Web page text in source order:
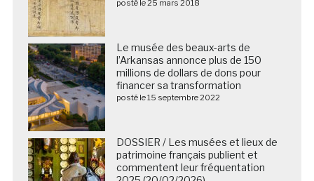
posté le 25 mars 2018
Le musée des beaux-arts de
l’Arkansas annonce plus de 150
millions de dollars de dons pour
financer sa transformation
posté le 15 septembre 2022
DOSSIER / Les musées et lieux de
patrimoine français publient et
commentent leur fréquentation